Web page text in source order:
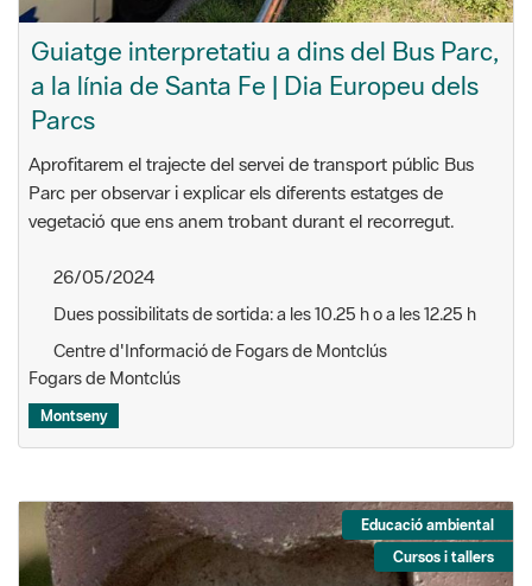
Guiatge interpretatiu a dins del Bus Parc,
a la línia de Santa Fe | Dia Europeu dels
Parcs
Aprofitarem el trajecte del servei de transport públic Bus
Parc per observar i explicar els diferents estatges de
vegetació que ens anem trobant durant el recorregut.
26/05/2024
Dues possibilitats de sortida: a les 10.25 h o a les 12.25 h
Centre d'Informació de Fogars de Montclús
Fogars de Montclús
Montseny
Educació ambiental
Cursos i tallers